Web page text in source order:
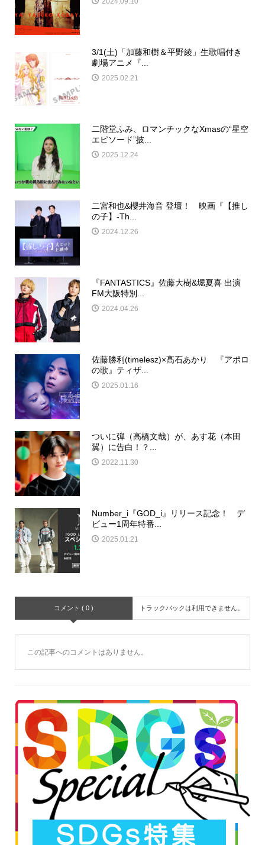
3/1(土)「加藤和樹＆平野綾」生歌唱付き
劇場アニメ『...
2025.02.21
二階堂ふみ、ロマンチックなXmasの“星空
エピソード”披...
2025.12.24
二宮和也&櫻井海音 登壇！ 映画『【推し
の子】-Th...
2024.12.26
『FANTASTICS』佐藤大樹&堀夏喜 出演
FM大阪特別...
2024.04.26
佐藤勝利(timelesz)×髙石あかり 『アポロ
の歌』ティザ...
2025.01.16
ついに弾（高橋文哉）が、あす花（本田
翼）に告白！？...
2022.11.30
Number_i『GOD_i』リリース記念！ デ
ビュー1周年特番...
2025.01.21
コメント ( 0 ) トラックバックは利用できません。
この記事へのコメントはありません。